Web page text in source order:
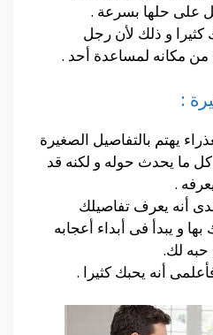
على حلها بسرعة .
كثيرا و ذلك لأن رجل
من مكانه لمساعدة أحد .
:
يهتم بالتفاصيل الصغيرة
كل ما يحدث حوله و لكنه قد
.
أنه يعرف تفاصيلك
و يبدأ فى أبداء أعجابه
حبه لك.
أنه يحبك كثيرا .